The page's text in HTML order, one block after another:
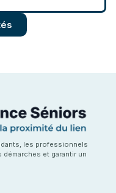
les professionnels
et garantir un